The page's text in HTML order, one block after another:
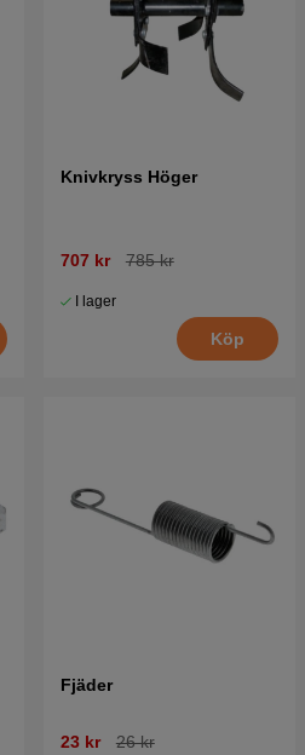
Knivkryss Höger
707 kr 785 kr
I lager
Köp
Fjäder
23 kr 26 kr